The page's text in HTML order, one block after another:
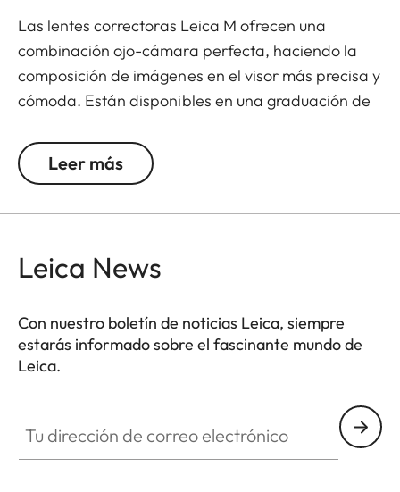
Las lentes correctoras Leica M ofrecen una
combinación ojo-cámara perfecta, haciendo la
composición de imágenes en el visor más precisa y
cómoda. Están disponibles en una graduación de
visores Leica M están programados por defecto en
-0,5 dioptrías para garantizar una visión cómoda
Leer más
Leica News
Con nuestro boletín de noticias Leica, siempre
estarás informado sobre el fascinante mundo de
Leica.